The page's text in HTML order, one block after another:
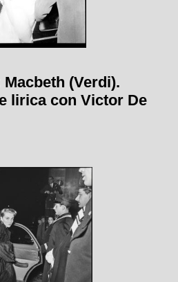
(Verdi).
lirica con Victor De